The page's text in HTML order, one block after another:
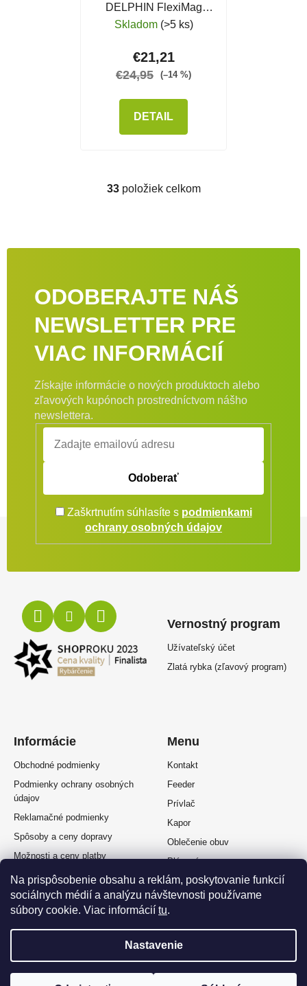
Na prispôsobenie obsahu a reklám, poskytovanie funkcií
sociálnych médií a analýzu návštevnosti používame
súbory cookie. Viac informácií tu.
Nastavenie
DELPHIN FlexiMag
Buzz XL
Skladom (>5 ks)
€21,21
€24,95 (–14 %)
DETAIL
Ovládacie prvky výpisu
33položiek celkom
ODOBERAJTE NÁŠ
NEWSLETTER PRE
VIAC INFORMÁCIÍ
Získajte informácie o nových produktoch alebo
zľavových kupónoch prostredníctvom nášho
newslettera.
Odoberať
Zaškrtnutím súhlasíte s podmienkami
ochrany osobných údajov
Informácie
Obchodné podmienky
Podmienky ochrany osobných
údajov
Reklamačné podmienky
Spôsoby a ceny dopravy
Možnosti a ceny platby
Splátkový predaj
Odstúpenie od zmluvy
Vernostný program
Užívateľský účet
Zlatá rybka (zľavový program)
Menu
Kontakt
Feeder
Prívlač
Kapor
Oblečenie obuv
Plávaná
Muškárina
Vytvoril Shoptet Premium a Adatelier